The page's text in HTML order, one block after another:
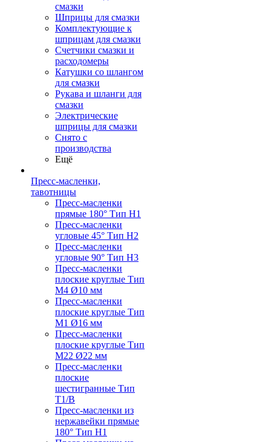
смазки
Шприцы для смазки
Комплектующие к
шприцам для смазки
Счетчики смазки и
расходомеры
Катушки со шлангом
для смазки
Рукава и шланги для
смазки
Электрические
шприцы для смазки
Снято с
производства
Ещё
Пресс-масленки,
тавотницы
Пресс-масленки
прямые 180° Тип H1
Пресс-масленки
угловые 45° Тип H2
Пресс-масленки
угловые 90° Тип H3
Пресс-масленки
плоские круглые Тип
M4 Ø10 мм
Пресс-масленки
плоские круглые Тип
M1 Ø16 мм
Пресс-масленки
плоские круглые Тип
M22 Ø22 мм
Пресс-масленки
плоские
шестигранные Тип
T1/B
Пресс-масленки из
нержавейки прямые
180° Тип H1